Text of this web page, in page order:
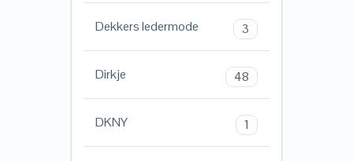
Dekkers ledermode 3
Dirkje 48
DKNY 1